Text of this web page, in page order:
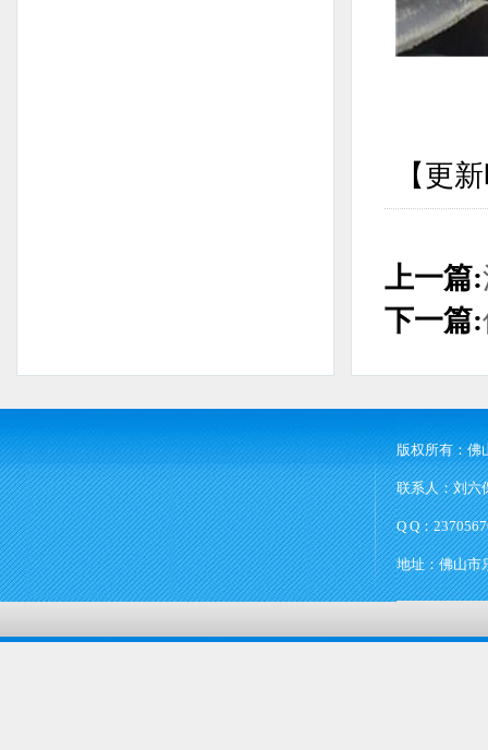
【更
上一篇:
下一篇:
版权所有：佛
联系人：刘六
Q Q：
地址：佛山市